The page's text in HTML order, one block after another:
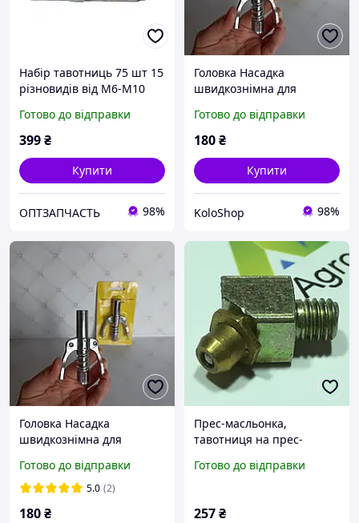
Набір тавотниць 75 шт 15
різновидів від М6-М10
лійкоподібні
Готово до відправки
399₴
Купити
ОПТЗАПЧАСТЬ 98%
Головка Насадка
швидкознімна для
мастильного шприца
прес маслянки, тавотниці
Готово до відправки
180₴
Купити
KoloShop 98%
Головка Насадка
швидкознімна для
мастильного шприца
прес маслянки, тавотниці
Готово до відправки
5.0 (2)
180₴
Прес-масльонка,
тавотниця на прес-
Готово до відправки
257₴